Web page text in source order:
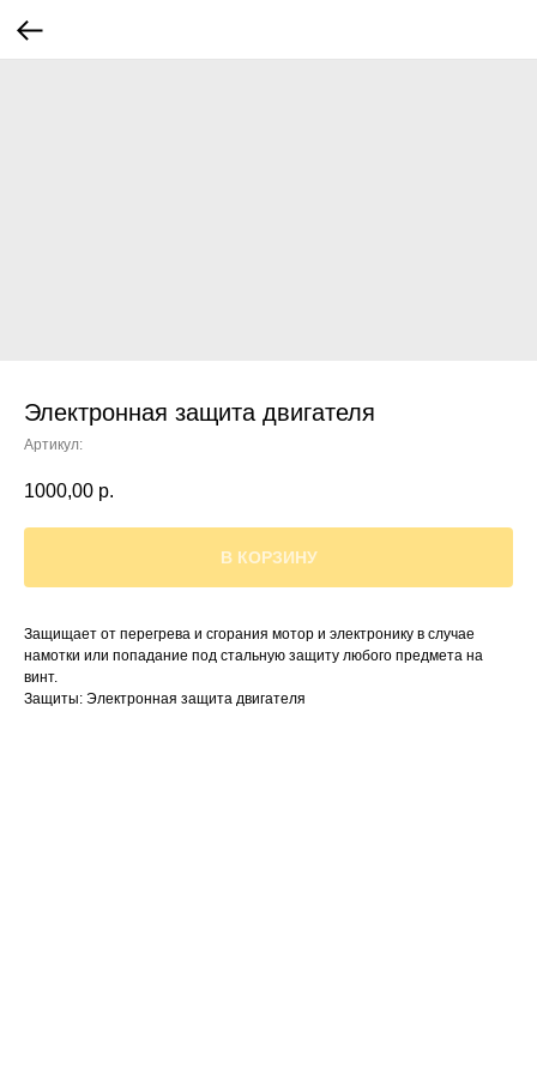
Электронная защита двигателя
Артикул:
1000,00 р.
В КОРЗИНУ
Защищает от перегрева и сгорания мотор и электронику в случае
намотки или попадание под стальную защиту любого предмета на
винт.
Защиты: Электронная защита двигателя